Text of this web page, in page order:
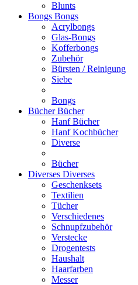
Blunts
Bongs Bongs
Acrylbongs
Glas-Bongs
Kofferbongs
Zubehör
Bürsten / Reinigung
Siebe
Bongs
BücherBücher
Hanf Bücher
Hanf Kochbücher
Diverse
Bücher
Diverses Diverses
Geschenksets
Textilien
Tücher
Verschiedenes
Schnupfzubehör
Verstecke
Drogentests
Haushalt
Haarfarben
Messer